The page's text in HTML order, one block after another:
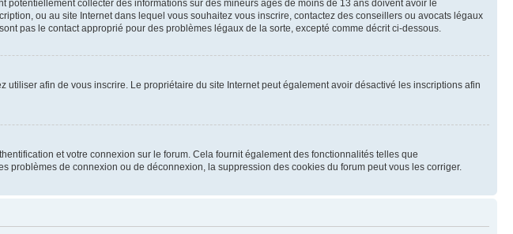
potentiellement collecter des informations sur des mineurs âgés de moins de 13 ans doivent avoir le
ou au site Internet dans lequel vous souhaitez vous inscrire, contactez des conseillers ou avocats légaux
pas le contact approprié pour des problèmes légaux de la sorte, excepté comme décrit ci-dessous.
afin de vous inscrire. Le propriétaire du site Internet peut également avoir désactivé les inscriptions afin
et votre connexion sur le forum. Cela fournit également des fonctionnalités telles que
problèmes de connexion ou de déconnexion, la suppression des cookies du forum peut vous les corriger.